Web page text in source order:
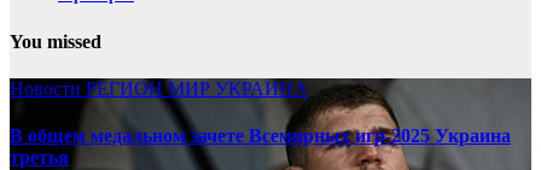
You missed
Новости РЕГИОНМИР УКРАИНА
В общем медальном зачете Всемирных игр-2025 Украина
третья